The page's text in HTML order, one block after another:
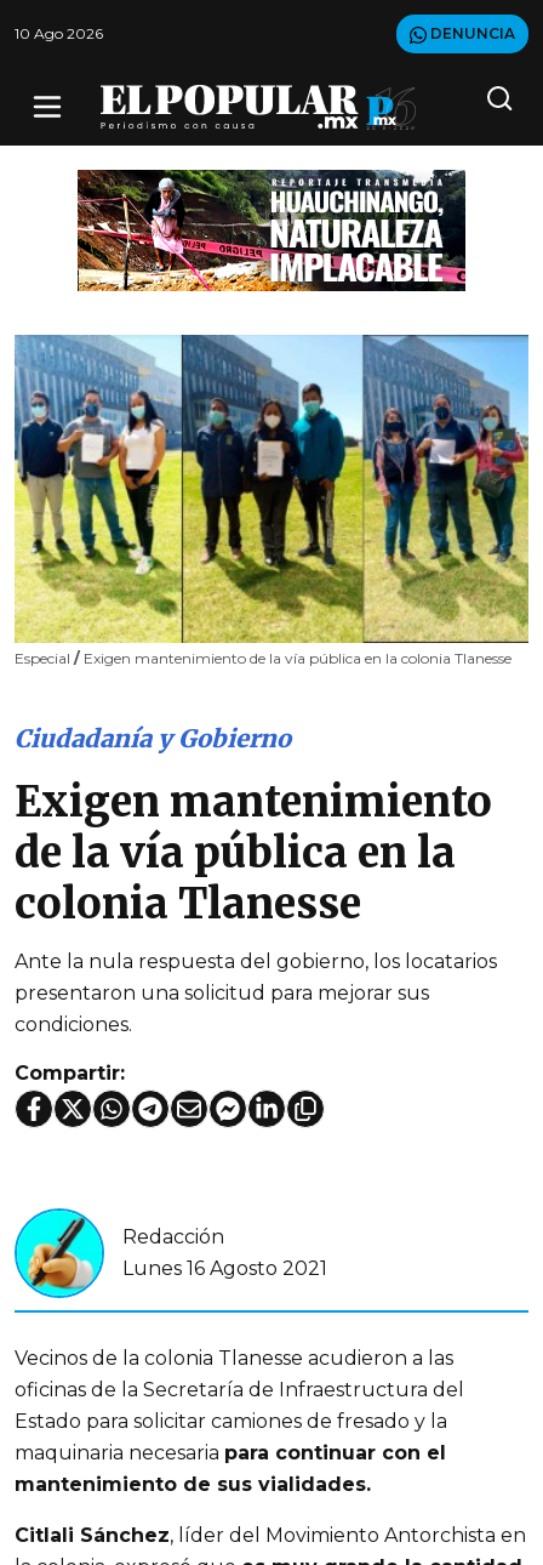
10 Ago 2026 DENUNCIA
Especial / Exigen mantenimiento de la vía pública en la colonia Tlanesse
Ciudadanía y Gobierno
Exigen mantenimiento
de la vía pública en la
colonia Tlanesse
Ante la nula respuesta del gobierno, los locatarios
presentaron una solicitud para mejorar sus
condiciones.
Compartir:
Redacción
Lunes 16 Agosto 2021
Vecinos de la colonia Tlanesse acudieron a las
oficinas de la Secretaría de Infraestructura del
Estado para solicitar camiones de fresado y la
maquinaria necesaria para continuar con el
mantenimiento de sus vialidades.
Citlali Sánchez, líder del Movimiento Antorchista en